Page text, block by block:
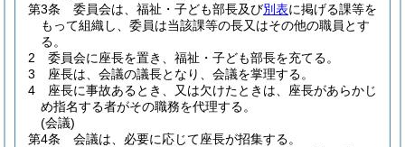
第3条
委員会は、福祉・子ども部長及び別表に掲げる課等を
もって組織し、委員は当該課等の長又はその他の職員とす
る。
2
委員会に座長を置き、福祉・子ども部長を充てる。
3
座長は、会議の議長となり、会議を掌理する。
4
座長に事故あるとき、又は欠けたときは、座長があらかじ
め指名する者がその職務を代理する。
(会議)
第4条
会議は、必要に応じて座長が招集する。